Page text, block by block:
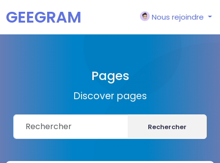
GEEGRAM Nous rejoindre
Pages
Discover pages
Rechercher